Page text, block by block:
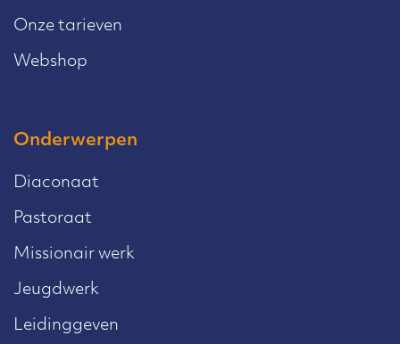
Onze tarieven
Webshop
Onderwerpen
Diaconaat
Pastoraat
Missionair werk
Jeugdwerk
Leidinggeven